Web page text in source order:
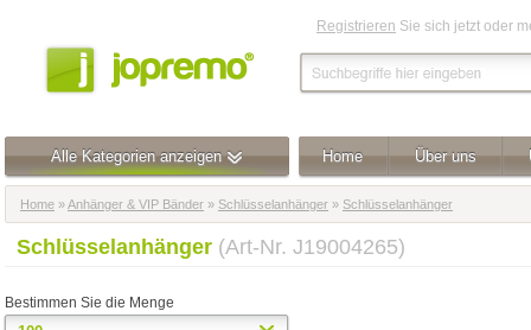
Registrieren Sie sich jetzt oder
Alle Kategorien anzeigen Home Über uns
Home »Anhänger & VIP Bänder » Schlüsselanhänger » Schlüsselanhänger
Schlüsselanhänger (Art-Nr. J19004265)
Bestimmen Sie die Menge